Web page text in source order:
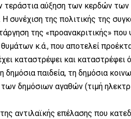
τεράστια αύξηση των κερδών
συνέχιση της πολιτικής της
της «προανακριτικής»
κ.ά., που αποτελεί
καταστρέψει και καταστρέφει
δημόσια παιδεία, τη δημόσια
των δημόσιων αγαθών (τιμή
αντιλαϊκής επέλασης που